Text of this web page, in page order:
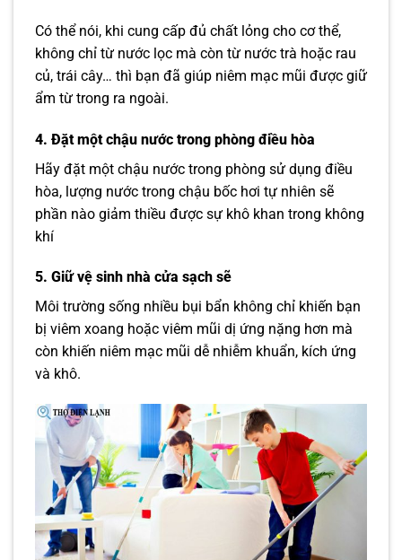
Có thể nói, khi cung cấp đủ chất lỏng cho cơ thể,
không chỉ từ nước lọc mà còn từ nước trà hoặc rau
củ, trái cây… thì bạn đã giúp niêm mạc mũi được giữ
ẩm từ trong ra ngoài.
4. Đặt một chậu nước trong phòng điều hòa
Hãy đặt một chậu nước trong phòng sử dụng điều
hòa, lượng nước trong chậu bốc hơi tự nhiên sẽ
phần nào giảm thiều được sự khô khan trong không
khí
5. Giữ vệ sinh nhà cửa sạch sẽ
Môi trường sống nhiều bụi bẩn không chỉ khiến bạn
bị viêm xoang hoặc viêm mũi dị ứng nặng hơn mà
còn khiến niêm mạc mũi dễ nhiễm khuẩn, kích ứng
và khô.